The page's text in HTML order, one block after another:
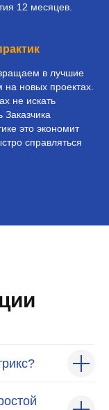
12 месяцев.
в лучшие
на новых проектах.
не искать
Заказчика
это экономит
справляться